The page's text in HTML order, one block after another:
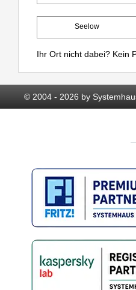
Seelow
Ihr Ort nicht dabei? Kein
© 2004 - 2026 by